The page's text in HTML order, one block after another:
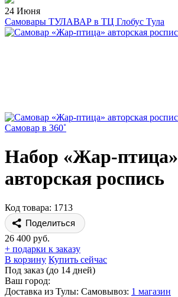
24 Июня
Самовары ТУЛАВАР в ТЦ Глобус Тула
Самовар в 360˚
Набор «Жар-птица»
авторская роспись
Код товара: 1713
Поделиться
26 400 руб.
+ подарки к заказу
В корзину Купить сейчас
Под заказ (до 14 дней)
Ваш город:
Доставка из Тулы: Самовывоз: 1 магазин